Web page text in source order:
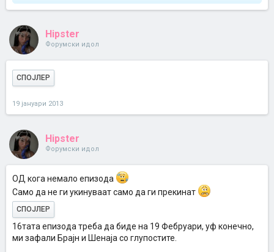
Hipster
Форумски идол
СПОЈЛЕР
19 јануари 2013
Hipster
Форумски идол
ОД кога немало епизода
Само да не ги укинуваат само да ги прекинат
СПОЈЛЕР
16тата епизода треба да биде на 19 Фебруари, уф конечно,
ми зафали Брајн и Шенаја со глупостите.